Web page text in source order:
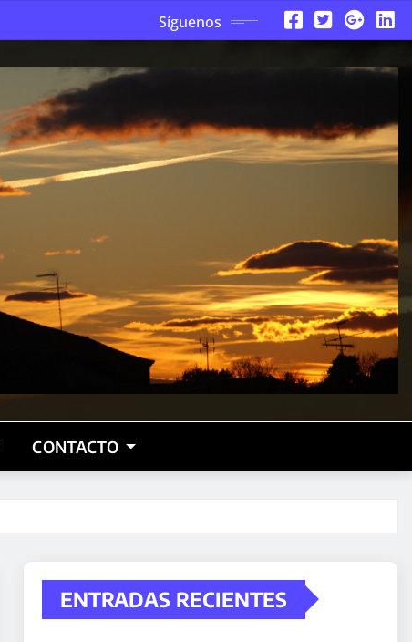
Síguenos
CONTACTO
ENTRADAS RECIENTES